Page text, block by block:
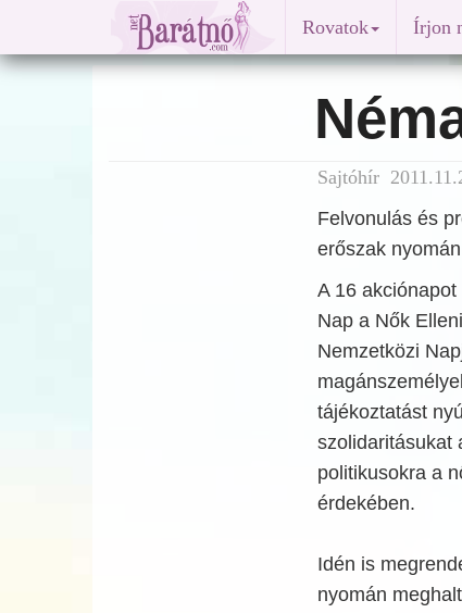
Rovatok Írjon
Sajtóhír
Felvonulás és
erőszak
A 16
Nap a Nők
Nemzetközi
tájékoztatást
szolidaritásukat
politikusokra a
érdekében.
Idén is
nyomán